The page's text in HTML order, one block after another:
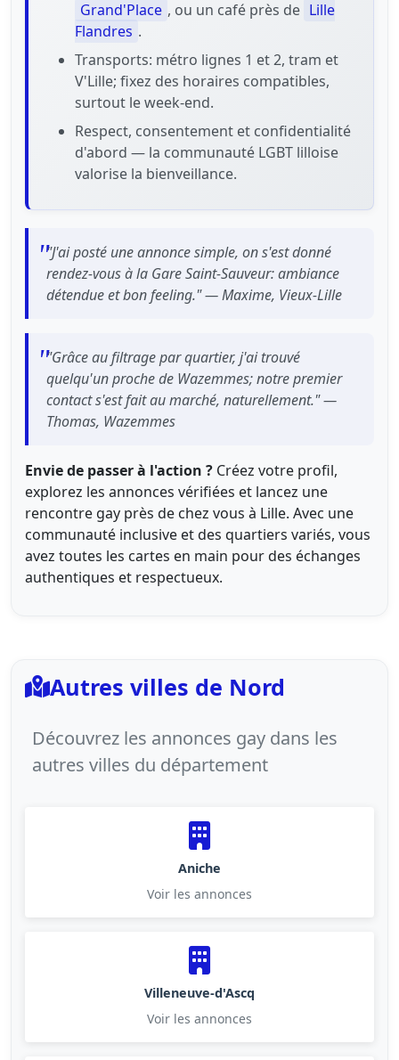
Grand'Place , ou un café près de Lille
Flandres .
Transports: métro lignes 1 et 2, tram et
V'Lille; fixez des horaires compatibles,
surtout le week-end.
Respect, consentement et confidentialité
d'abord — la communauté LGBT lilloise
valorise la bienveillance.
"J'ai posté une annonce simple, on s'est donné
rendez-vous à la Gare Saint-Sauveur: ambiance
détendue et bon feeling." — Maxime, Vieux-Lille
"Grâce au filtrage par quartier, j'ai trouvé
quelqu'un proche de Wazemmes; notre premier
contact s'est fait au marché, naturellement." —
Thomas, Wazemmes
Envie de passer à l'action ? Créez votre profil,
explorez les annonces vérifiées et lancez une
rencontre gay près de chez vous à Lille. Avec une
communauté inclusive et des quartiers variés, vous
avez toutes les cartes en main pour des échanges
authentiques et respectueux.
Autres villes de Nord
Découvrez les annonces gay dans les
autres villes du département
Aniche
Voir les annonces
Villeneuve-d'Ascq
Voir les annonces